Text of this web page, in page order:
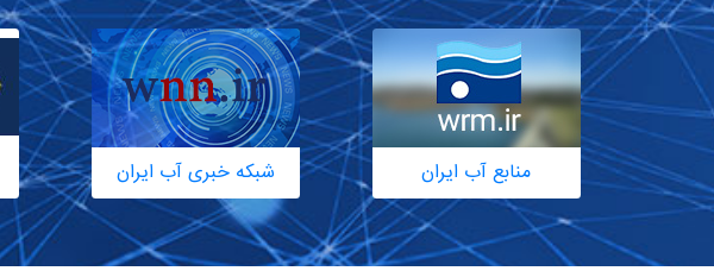
منابع آب ایران شبکه خبری آب ایران